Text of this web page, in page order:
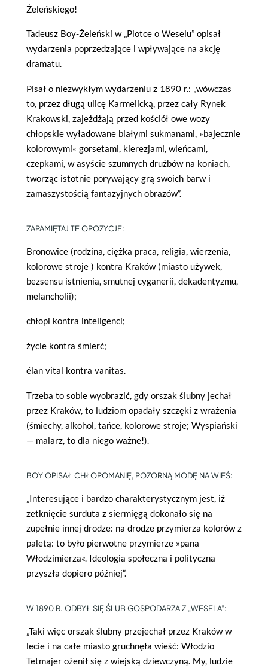
Żeleńskiego!
Tadeusz Boy-Żeleński w „Plotce o Weselu” opisał
wydarzenia poprzedzające i wpływające na akcję
dramatu.
Pisał o niezwykłym wydarzeniu z 1890 r.: „wówczas
to, przez długą ulicę Karmelicką, przez cały Rynek
Krakowski, zajeżdżają przed kościół owe wozy
chłopskie wyładowane białymi sukmanami, »bajecznie
kolorowymi« gorsetami, kierezjami, wieńcami,
czepkami, w asyście szumnych drużbów na koniach,
tworząc istotnie porywający grą swoich barw i
zamaszystością fantazyjnych obrazów”.
ZAPAMIĘTAJ TE OPOZYCJE:
Bronowice (rodzina, ciężka praca, religia, wierzenia,
kolorowe stroje ) kontra Kraków (miasto używek,
bezsensu istnienia, smutnej cyganerii, dekadentyzmu,
melancholii);
chłopi kontra inteligenci;
życie kontra śmierć;
élan vital kontra vanitas.
Trzeba to sobie wyobrazić, gdy orszak ślubny jechał
przez Kraków, to ludziom opadały szczęki z wrażenia
(śmiechy, alkohol, tańce, kolorowe stroje; Wyspiański
— malarz, to dla niego ważne!).
BOY OPISAŁ CHŁOPOMANIĘ, POZORNĄ MODĘ NA WIEŚ:
„Interesujące i bardzo charakterystycznym jest, iż
zetknięcie surduta z siermięgą dokonało się na
zupełnie innej drodze: na drodze przymierza kolorów z
paletą: to było pierwotne przymierze »pana
Włodzimierza«. Ideologia społeczna i polityczna
przyszła dopiero później”.
W 1890 R. ODBYŁ SIĘ ŚLUB GOSPODARZA Z „WESELA”:
„Taki więc orszak ślubny przejechał przez Kraków w
lecie i na całe miasto gruchnęła wieść: Włodzio
Tetmajer ożenił się z wiejską dziewczyną. My, ludzie